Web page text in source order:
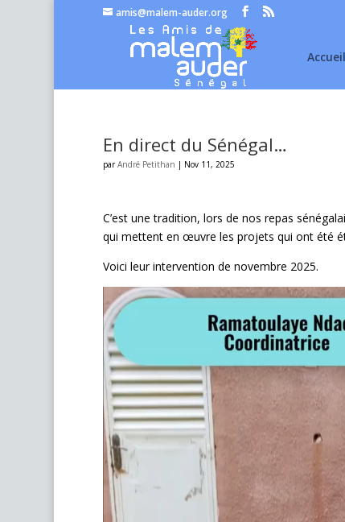
amis@malem-auder.org
Accueil
En direct du Sénégal…
parAndré Petithan | Nov 11, 2025
C’est une tradition, lors de nos repas
qui mettent en œuvre les projets qui ont été
Voici leur intervention de novembre 2025.